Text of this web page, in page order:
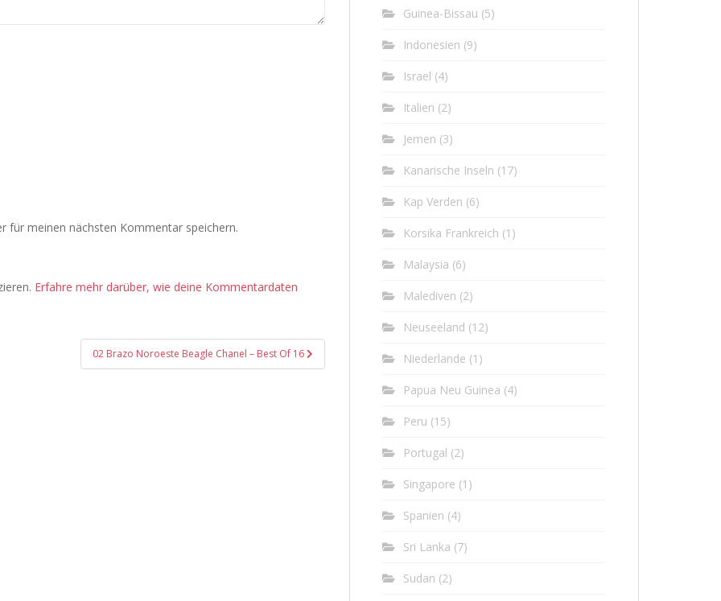
für meinen nächsten Kommentar speichern.
Erfahre mehr darüber, wie deine Kommentardaten
02 Brazo Noroeste Beagle Chanel – Best Of 16
Guinea-Bissau (5)
Indonesien (9)
Israel (4)
Italien (2)
Jemen (3)
Kanarische Inseln (17)
Kap Verden (6)
Korsika Frankreich (1)
Malaysia (6)
Malediven (2)
Neuseeland (12)
Niederlande (1)
Papua Neu Guinea (4)
Peru (15)
Portugal (2)
Singapore (1)
Spanien (4)
Sri Lanka (7)
Sudan (2)